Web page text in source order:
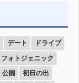
デート
ドライブ
フォトジェニック
公園
初日の出